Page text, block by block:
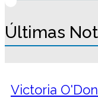
Últimas
Victoria